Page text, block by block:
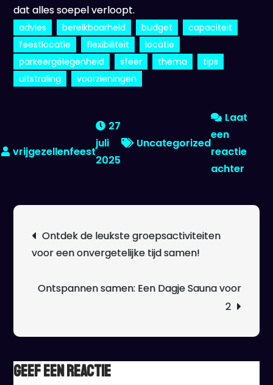
dat alles soepel verloopt.
advies bereikbaarheid budget
capaciteit
feestlocatie
flexibiliteit
locatie
parkeergelegenheid
sfeer thema
tips
uitstraling
voorzieningen
27
juli
2025
Uncategorized
Laat
een
reactie
achterop
de
Ontdek de leukste groepsactiviteiten
voor een onvergetelijke tijd samen!
Ontspannen samen: Een Dagje Sauna voor
2
Geef een reactie